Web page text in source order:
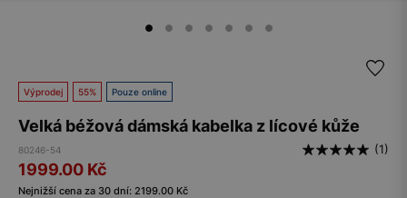
Výprodej 55% Pouze online
Velká béžová dámská kabelka z lícové kůže
80246-54 (1)
1999.00 Kč
Nejnižší cena za 30 dní: 2199.00 Kč